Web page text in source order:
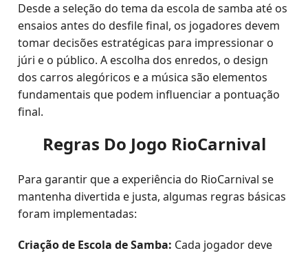
Desde a seleção do tema da escola de samba até os
ensaios antes do desfile final, os jogadores devem
tomar decisões estratégicas para impressionar o
júri e o público. A escolha dos enredos, o design
dos carros alegóricos e a música são elementos
fundamentais que podem influenciar a pontuação
final.
Regras Do Jogo RioCarnival
Para garantir que a experiência do RioCarnival se
mantenha divertida e justa, algumas regras básicas
foram implementadas:
Criação de Escola de Samba: Cada jogador deve